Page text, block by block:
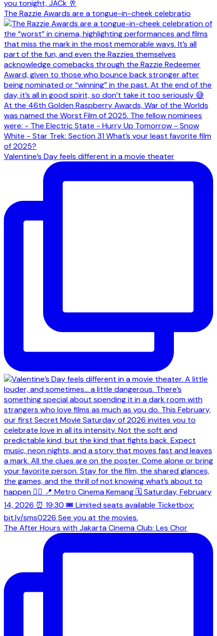
The Razzie Awards are a tongue-in-cheek celebratio
Valentine’s Day feels different in a movie theater
The After Hours with Jakarta Cinema Club: Les Chor